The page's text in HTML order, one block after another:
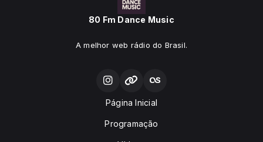
80 Fm Dance Music
A melhor web rádio do Brasil.
Página Inicial
Programação